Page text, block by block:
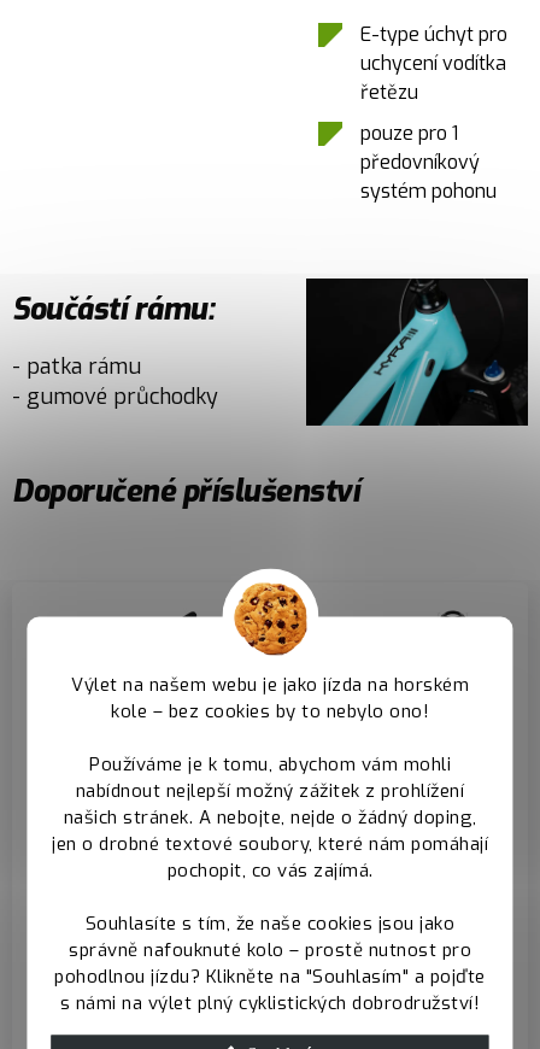
Výlet na našem webu je jako jízda na horském
kole – bez cookies by to nebylo ono!
Používáme je k tomu, abychom vám mohli
nabídnout nejlepší možný zážitek z prohlížení
našich stránek. A nebojte, nejde o žádný doping,
jen o drobné textové soubory, které nám pomáhají
pochopit, co vás zajímá.
Souhlasíte s tím, že naše cookies jsou jako
správně nafouknuté kolo – prostě nutnost pro
pohodlnou jízdu? Klikněte na "Souhlasím" a pojďte
s námi na výlet plný cyklistických dobrodružství!
E-type úchyt pro
uchycení vodítka
řetězu
pouze pro 1
předovníkový
systém pohonu
Součástí rámu:
- patka rámu
- gumové průchodky
Doporučené příslušenství
Zadní pevná osa -
prodává se
samostatně
K rámu doporučujeme
osu standardu boost
Zadní pevná osa
Hlavové složení -
prodává se
samostatně
K rámu doporučujeme
semiintegrované
složení 44/56